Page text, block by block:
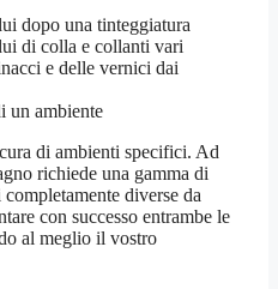
dopo una tinteggiatura
di colla e collanti vari
e delle vernici dai
un ambiente
di ambienti specifici. Ad
richiede una gamma di
diverse da
con successo entrambe le
al meglio il vostro